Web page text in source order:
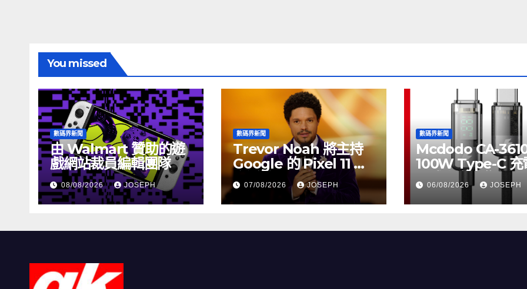
You missed
數碼界新聞
由 Walmart 贊助的遊
戲網站裁員編輯團隊
08/08/2026 JOSEPH
數碼界新聞
Trevor Noah 將主持
Google 的 Pixel 11 推
介活動
07/08/2026 JOSEPH
數碼界新聞
Mcdodo CA-
100W Type-C 充
正式上市，售價
HK$115
06/08/2026 JOSEPH